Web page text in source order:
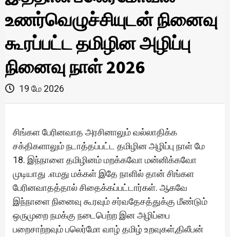
உணர்வெழுச்சியுடன் நினைவு
கூரப்பட்ட தமிழின அழிப்பு
நினைவு நாள் 2026
19 மே 2026
சிங்கள பேரினவாத அரசினாலும் வல்லாதிக்க
சக்திகளாலும் நடாத்தப்பட்ட தமிழின அழிப்பு நாள் மே
18. இந்நாளை தமிழினம் மறக்கவோ மன்னிக்கவோ
முடியாது .எமது மக்கள் இதே நாளில் தான் சிங்கள
பேரினவாதத்தால் சிதைக்கப்பட்டார்கள். ஆகவே
இந்நாளை நினைவு கூரவும் சர்வதேசத்துக்கு மீண்டும்
ஒருமுறை நமக்கு நடைபெற்ற இன அழிப்பை
பறைசாற்றவும் பலெர்மோ வாழ் தமிழ் உறவுகள்,திலீபன்